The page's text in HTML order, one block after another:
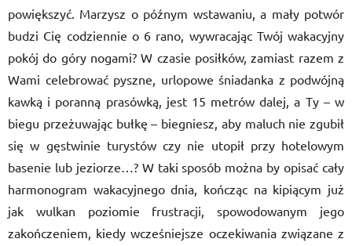
powiększyć. Marzysz o późnym wstawaniu, a mały potwór
budzi Cię codziennie o 6 rano, wywracając Twój wakacyjny
pokój do góry nogami? W czasie posiłków, zamiast razem z
Wami celebrować pyszne, urlopowe śniadanka z podwójną
kawką i poranną prasówką, jest 15 metrów dalej, a Ty – w
biegu przeżuwając bułkę – biegniesz, aby maluch nie zgubił
się w gęstwinie turystów czy nie utopił przy hotelowym
basenie lub jeziorze…? W taki sposób można by opisać cały
harmonogram wakacyjnego dnia, kończąc na kipiącym już
jak wulkan poziomie frustracji, spowodowanym jego
zakończeniem, kiedy wcześniejsze oczekiwania związane z